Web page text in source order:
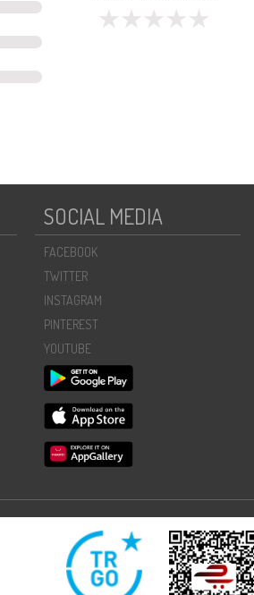
SOCIAL MEDIA
FACEBOOK
TWITTER
INSTAGRAM
PINTEREST
YOUTUBE